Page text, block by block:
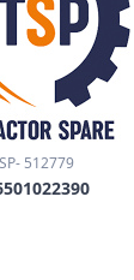
512779